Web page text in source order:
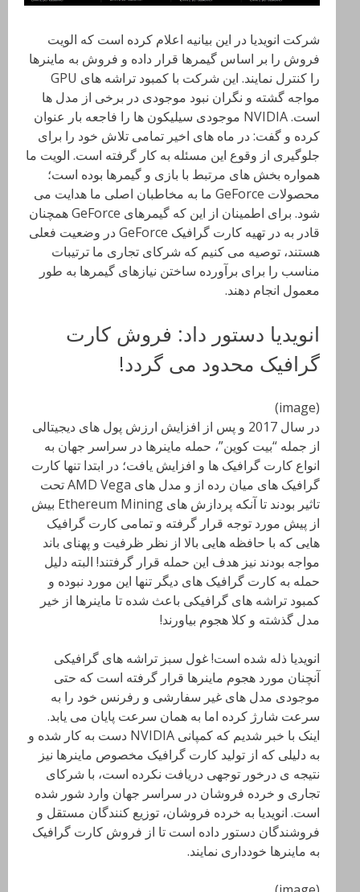
شرکت انویدیا در این بیانیه اعلام کرده است که الویت
فروش را بر اساس گیمرها قرار داده و فروش به ماینرها
را کنترل نمایند. این شرکت با کمبود تراشه های GPU
مواجه گشته و نگران نبود موجودی در برخی از مدل ها
است. NVIDIA موجودی سیلیکون ها را فاجعه بار عنوان
کرده و گفت: در ماه های اخیر تمامی تلاش خود را برای
جلوگیری از وقوع این مسئله به کار گرفته است. الویت ما
همواره بخش های مرتبط با بازی و گیمرها بوده است؛
محصولات GeForce ما به مخاطبان اصلی ما هدایت می
شود. برای اطمینان از این که گیمرهای GeForce همچنان
قادر به در تهیه کارت گرافیک GeForce در وضعیت فعلی
هستند، توصیه می کنیم که شرکای تجاری ما ترتیبات
مناسب را برای برآورده ساختن نیازهای گیمرها به طور
معمول انجام دهند.
انویدیا دستور داد: فروش کارت
گرافیک محدود می گردد!
(image)
در سال 2017 و پس از افزایش ارزش پول های دیجیتالی
از جمله “بیت کوین”، حمله ماینرها در سراسر جهان به
انواع کارت گرافیک ها و افزایش یافت؛ در ابتدا تنها کارت
گرافیک های میان رده از و مدل های AMD Vega تحت
تاثیر بودند تا آنکه پردازش های Ethereum Mining بیش
از پیش مورد توجه قرار گرفته و تمامی کارت گرافیک
هایی که با حافظه هایی بالا از نظر ظرفیت و پهنای باند
مواجه بودند نیز هدف این حمله قرار گرفتند! البته دلیل
حمله به کارت گرافیک های دیگر تنها این مورد نبوده و
کمبود تراشه های گرافیکی باعث شده تا ماینرها از خیر
مدل گذشته و کلا هجوم بیاورند!
انویدیا ذله شده است! غول سبز تراشه های گرافیکی
آنچنان مورد هجوم ماینرها قرار گرفته است که حتی
موجودی مدل های غیر سفارشی و رفرنس خود را به
سرعت شارژ کرده اما به همان سرعت پایان می یابد.
اینک با خبر شدیم که کمپانی NVIDIA
دست به کار شده و
به دلیلی که از تولید کارت گرافیک مخصوص ماینرها نیز
نتیجه ی درخور توجهی دریافت نکرده است، با شرکای
تجاری و خرده فروشان در سراسر جهان وارد شور شده
است. انویدیا به خرده فروشان، توزیع کنندگان مستقل و
فروشندگان دستور داده است تا از فروش کارت گرافیک
به ماینرها خودداری نمایند.